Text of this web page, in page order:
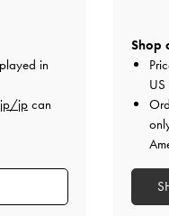
リーム Kerry ミ
in
jpcan
Shop